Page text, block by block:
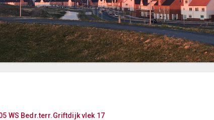
WS Bedr.terr.Griftdijk vlek 17